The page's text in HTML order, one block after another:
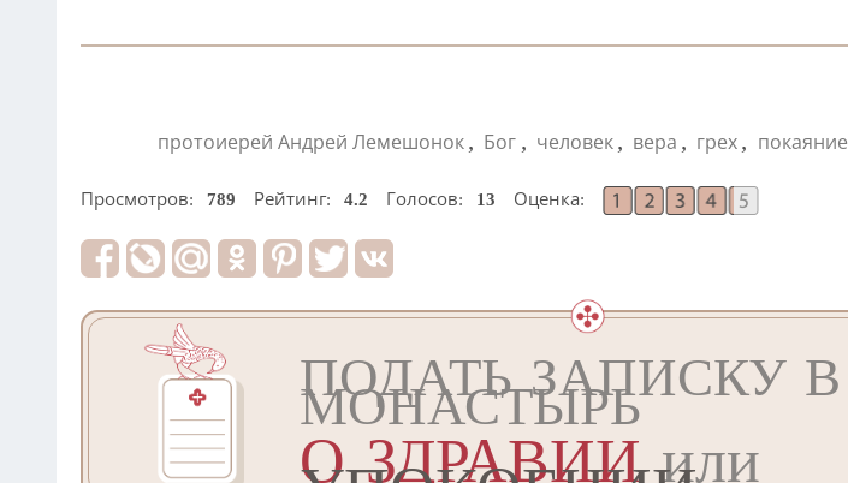
протоиерей Андрей Лемешонок , Бог , человек , вера , грех , покаяние
Просмотров: 789 Рейтинг: 4.2 Голосов: 13 Оценка:
ПОДАТЬ ЗАПИСКУ В
МОНАСТЫРЬ
О ЗДРАВИИили